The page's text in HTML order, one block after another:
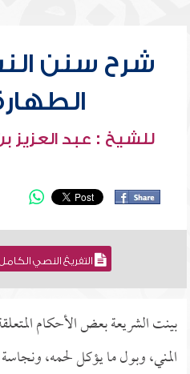
شرح سنن
الطهارة
للشيخ : عبد العزيز
التفريغ النصي
بينت الشريعة بعض الأحكام
المني، وبول ما يؤكل لحمه،